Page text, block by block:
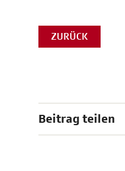
ZURÜCK
Beitrag teilen